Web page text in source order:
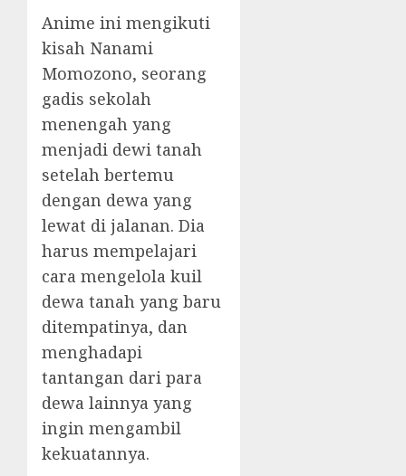
Anime ini mengikuti
kisah Nanami
Momozono, seorang
gadis sekolah
menengah yang
menjadi dewi tanah
setelah bertemu
dengan dewa yang
lewat di jalanan. Dia
harus mempelajari
cara mengelola kuil
dewa tanah yang baru
ditempatinya, dan
menghadapi
tantangan dari para
dewa lainnya yang
ingin mengambil
kekuatannya.